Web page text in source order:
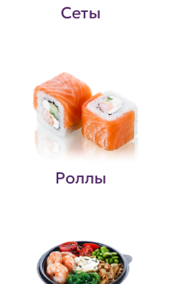
Сеты
Роллы